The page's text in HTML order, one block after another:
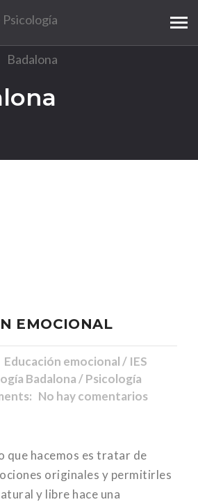
EMOCIONAL
Educación emocional / IES
Badalona / Psicología
No hay comentarios
que hacemos es tratar de
originales y permitirles
y libre hace una